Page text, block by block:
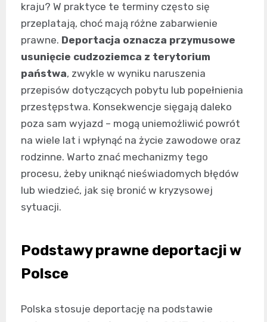
kraju? W praktyce te terminy często się
przeplatają, choć mają różne zabarwienie
prawne. Deportacja oznacza przymusowe
usunięcie cudzoziemca z terytorium
państwa, zwykle w wyniku naruszenia
przepisów dotyczących pobytu lub popełnienia
przestępstwa. Konsekwencje sięgają daleko
poza sam wyjazd – mogą uniemożliwić powrót
na wiele lat i wpłynąć na życie zawodowe oraz
rodzinne. Warto znać mechanizmy tego
procesu, żeby uniknąć nieświadomych błędów
lub wiedzieć, jak się bronić w kryzysowej
sytuacji.
Podstawy prawne deportacji w
Polsce
Polska stosuje deportację na podstawie